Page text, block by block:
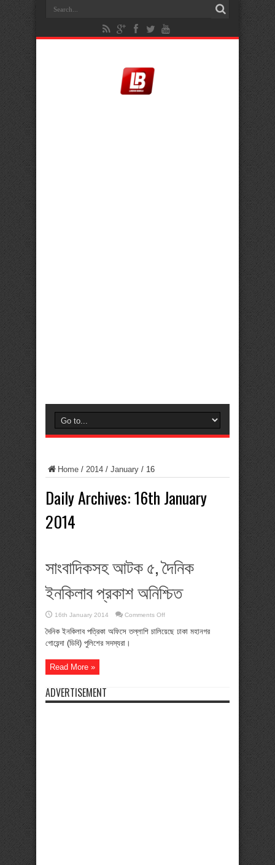
Home / 2014 / January / 16
Daily Archives:16th January
2014
সাংবাদিকসহ আটক ৫, দৈনিক
ইনকিলাব প্রকাশ অনিশ্চিত
16th January 2014 Comments Offon
আটক
৫,
দৈনিক ইনকিলাব পত্রিকা অফিসে তল্লাশি চালিয়েছে ঢাকা মহানগর
গোয়েন্দা (ডিবি) পুলিশের সদস্যরা।
Read More »
ADVERTISEMENT